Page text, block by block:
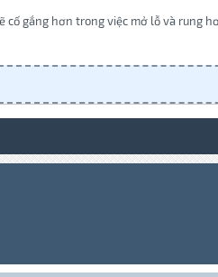
cố gắng hơn trong việc mở lỗ và rung